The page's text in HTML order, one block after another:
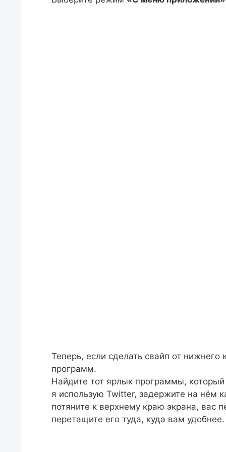
Теперь, если сделать свайп от нижнего
программ.
Найдите тот ярлык программы,
я использую Twitter, задержите на нём
потяните к верхнему краю экрана, вас
перетащите его туда, куда вам удобнее.